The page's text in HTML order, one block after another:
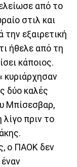
από το
στιλ και
την εξαιρετική
ήθελε από τη
κάποιος.
κυριάρχησαν
δύο καλές
Μπίσεσβαρ,
πριν το
ο ΠΑΟΚ δεν